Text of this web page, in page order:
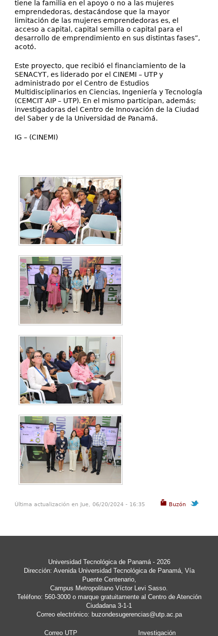
tiene la familia en el apoyo o no a las mujeres
emprendedoras, destacándose que la mayor
limitación de las mujeres emprendedoras es, el
acceso a capital, capital semilla o capital para el
desarrollo de emprendimiento en sus distintas fases”,
acotó.
Este proyecto, que recibió el financiamiento de la
SENACYT, es liderado por el CINEMI – UTP y
administrado por el Centro de Estudios
Multidisciplinarios en Ciencias, Ingeniería y Tecnología
(CEMCIT AIP – UTP). En el mismo participan, además;
investigadoras del Centro de Innovación de la Ciudad
del Saber y de la Universidad de Panamá.
IG – (CINEMI)
Buzón
Última actualización en Jue, 06/20/2024 - 16:35
Universidad Tecnológica de Panamá - 2026
Dirección: Avenida Universidad Tecnológica de Panamá, Vía
Puente Centenario,
Campus Metropolitano Víctor Levi Sasso.
Teléfono: 560-3000 o marque gratuitamente al Centro de Atención
Ciudadana 3-1-1
Correo electrónico: buzondesugerencias@utp.ac.pa
Correo UTP Investigación